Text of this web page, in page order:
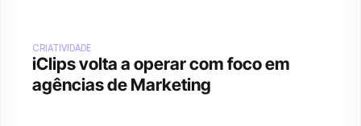
CRIATIVIDADE
iClips volta a operar com foco em
agências de Marketing